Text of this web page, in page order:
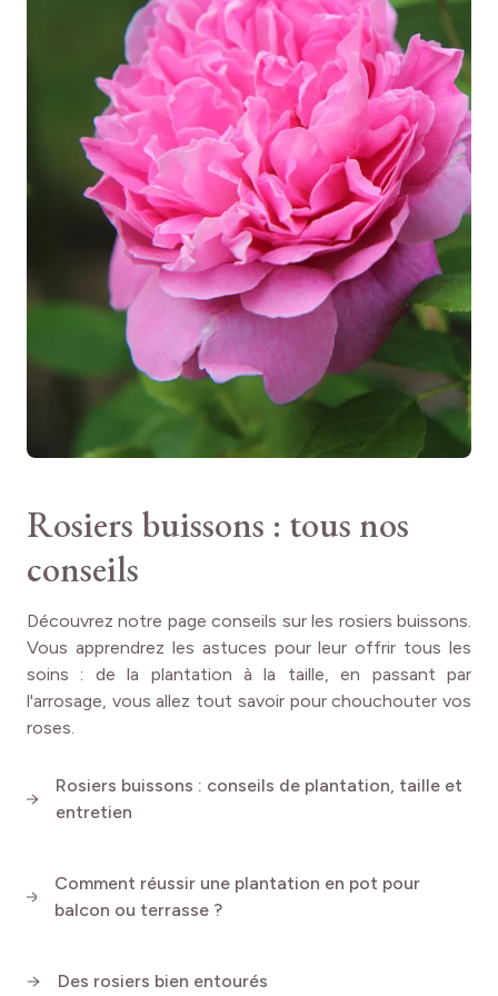
Les couleurs vives de ce rosier appellent aussi des
contrastes. Associez-le à des vivaces à floraison bleue ou
violette comme dessauges arbustivesou des
agapanthes. Le choc des complémentaires sera du plus
Pour une composition sophistiquée, plantez ce rosier
avec desgraminées pour un mélange audacieux !
Plantation et conseils
d'entretien
Plantez votre rosier EDDY MITCHELL®
entre décembre
, dans un emplacement ensoleillé
et à l'abri des
vents froids. Choisissez un sol biendrainé,frais
et
. Évitez les sols trop humides ou trop calcaires.
Préparez le sol en mélangeant du
compost
laisser toute la place nécessaire.
La première année, arrosez régulièrement pour favoriser
nécessite un arrosage qu'en cas de sécheresse
prolongée.
Pour une belle floraison, apportez de l'engrais organique
d'un tiers et supprimez le bois mort.
Vous l'aurez compris, le rosier EDDY MITCHELL® ne
ressemble à aucun autre ! Avec ses fleurs bicolores ultra-
Rosiers buissons : tous nos
conseils
Découvrez notre page conseils sur les rosiers buissons.
Vous apprendrez les astuces pour leur offrir tous les
soins : de la plantation à la taille, en passant par
l'arrosage, vous allez tout savoir pour chouchouter vos
roses.
Rosiers buissons : conseils de plantation, taille et
entretien
Comment réussir une plantation en pot pour
balcon ou terrasse ?
Des rosiers bien entourés